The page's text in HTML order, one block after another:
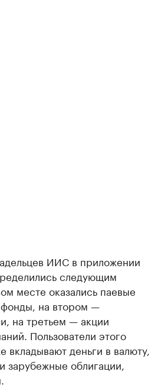
ИИС в приложении
следующим
месте оказались паевые
на втором —
на третьем — акции
Пользователи этого
вкладывают деньги в валюту,
зарубежные облигации,